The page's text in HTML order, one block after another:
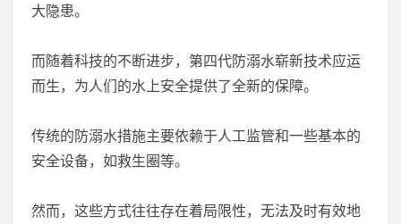
大隐患。
而随着科技的不断进步，第四代防溺水崭新技术应运
而生，为人们的水上安全提供了全新的保障。
传统的防溺水措施主要依赖于人工监管和一些基本的
安全设备，如救生圈等。
然而，这些方式往往存在着局限性，无法及时有效地